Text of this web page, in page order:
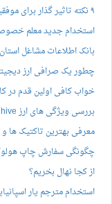
۹ نکته تاثیر گذار برای موفقیت در مصاحبه کاری آنلاین
استخدام جدید معلم
بانک اطلاعات مشاغل
چطور یک صرافی ارز
خواب کافی اولین قدم در
بررسی ویژگی های ارز hive و مزایا و معایب آن
معرفی بهترین تاکتیک ها و
چگونگی سفارش چاپ
از کجا نهال بخریم؟
استخدام مترجم یار